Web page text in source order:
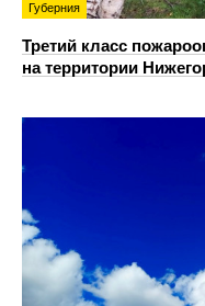
Губерния
Третий класс
на территории